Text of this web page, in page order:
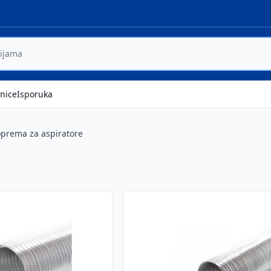
Isporuka
za aspiratore